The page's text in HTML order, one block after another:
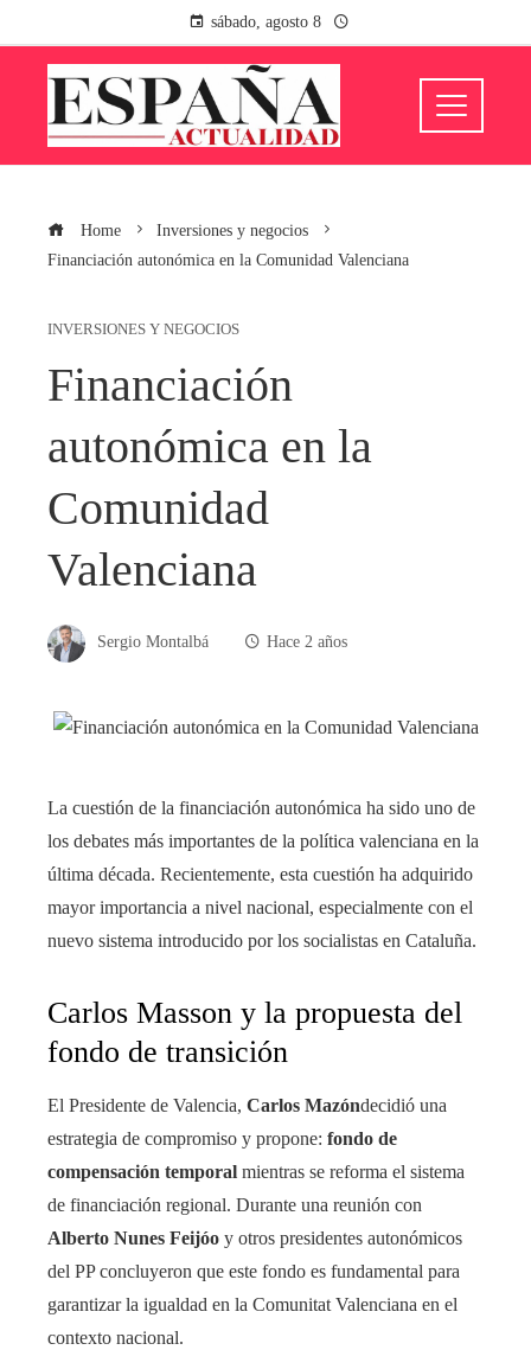
sábado, agosto 8
Home
Inversiones y negocios
Financiación autonómica en la Comunidad Valenciana
INVERSIONES Y NEGOCIOS
Financiación
autonómica en la
Comunidad
Valenciana
Sergio Montalbá Hace 2 años
La cuestión de la financiación autonómica ha sido uno de
los debates más importantes de la política valenciana en la
última década. Recientemente, esta cuestión ha adquirido
mayor importancia a nivel nacional, especialmente con el
nuevo sistema introducido por los socialistas en Cataluña.
Carlos Masson y la propuesta del
fondo de transición
El Presidente de Valencia, Carlos Mazóndecidió una
estrategia de compromiso y propone: fondo de
compensación temporal mientras se reforma el sistema
de financiación regional. Durante una reunión con
Alberto Nunes Feijóo y otros presidentes autonómicos
del PP concluyeron que este fondo es fundamental para
garantizar la igualdad en la Comunitat Valenciana en el
contexto nacional.